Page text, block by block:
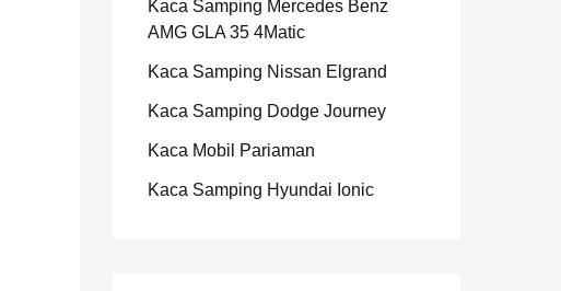
Kaca Samping Mercedes Benz
AMG GLA 35 4Matic
Kaca Samping Nissan Elgrand
Kaca Samping Dodge Journey
Kaca Mobil Pariaman
Kaca Samping Hyundai Ionic